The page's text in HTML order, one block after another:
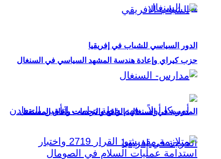
حزب كيراي وإعادة هندسة المشهد السياسي في السنغال
الدور السياسي للشباب في إفريقيا
المدرسة في السنغال: الواقع والتحديات وآفاق المستقبل